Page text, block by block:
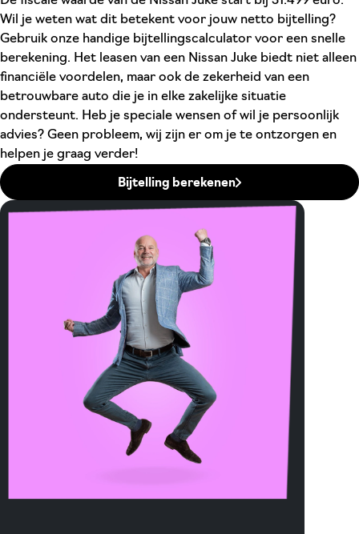
Wil je weten wat dit betekent voor jouw netto bijtelling?
Gebruik onze handige bijtellingscalculator voor een snelle
berekening. Het leasen van een Nissan Juke biedt niet alleen
financiële voordelen, maar ook de zekerheid van een
betrouwbare auto die je in elke zakelijke situatie
ondersteunt. Heb je speciale wensen of wil je persoonlijk
advies? Geen probleem, wij zijn er om je te ontzorgen en
helpen je graag verder!
Bijtelling berekenen